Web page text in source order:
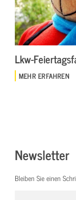
Lkw-
MEHR ERFAHREN
Newsletter
Bleiben Sie einen